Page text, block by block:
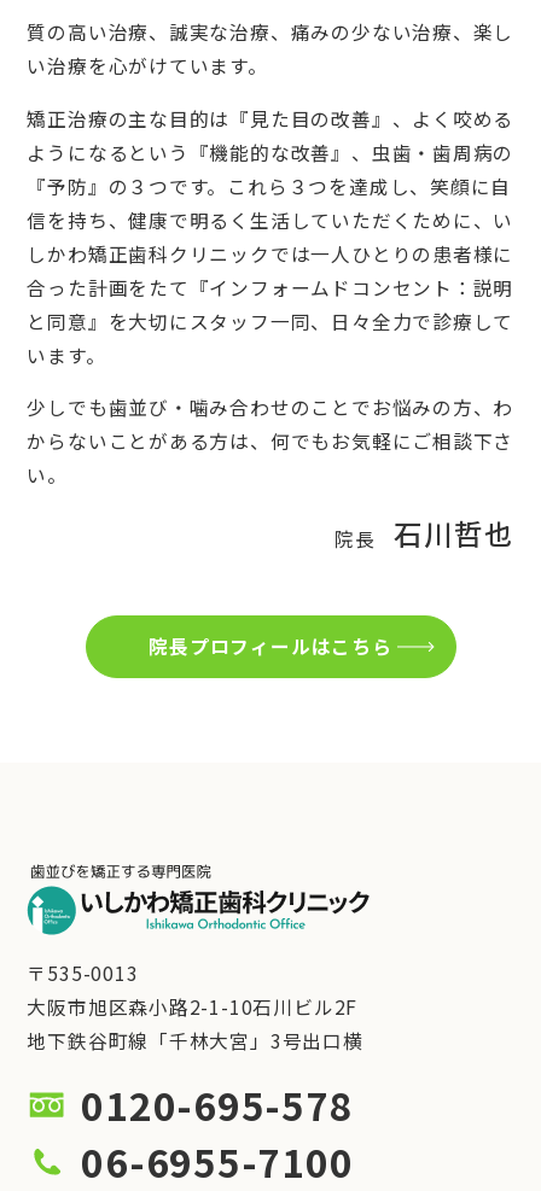
質の高い治療、誠実な治療、痛みの少ない治療、楽し
い治療を心がけています。
矯正治療の主な目的は『見た目の改善』、よく咬める
ようになるという『機能的な改善』、虫歯・歯周病の
『予防』の３つです。これら３つを達成し、笑顔に自
信を持ち、健康で明るく生活していただくために、い
しかわ矯正歯科クリニックでは一人ひとりの患者様に
合った計画をたて『インフォームドコンセント：説明
と同意』を大切にスタッフ一同、日々全力で診療して
います。
少しでも歯並び・噛み合わせのことでお悩みの方、わ
からないことがある方は、何でもお気軽にご相談下さ
い。
院長 石川哲也
院長プロフィールはこちら
〒535-0013
大阪市旭区森小路2-1-10石川ビル2F
地下鉄谷町線「千林大宮」3号出口横
0120-695-578
06-6955-7100